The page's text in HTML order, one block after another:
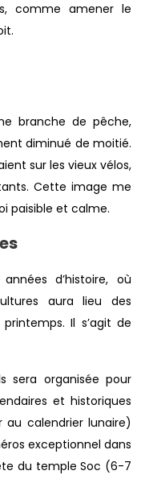
comme amener le
branche de pêche,
diminué de moitié.
sur les vieux vélos,
Cette image me
paisible et calme.
d’histoire, où
aura lieu des
Il s’agit de
sera organisée pour
et historiques
calendrier lunaire)
exceptionnel dans
du temple Soc (6-7